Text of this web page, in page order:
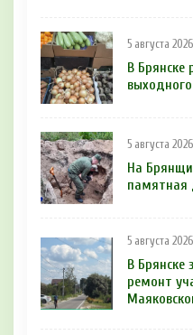
5 августа
В Брянске
выходного
5 августа
На
памятная
5 августа
В Брянске
ремонт